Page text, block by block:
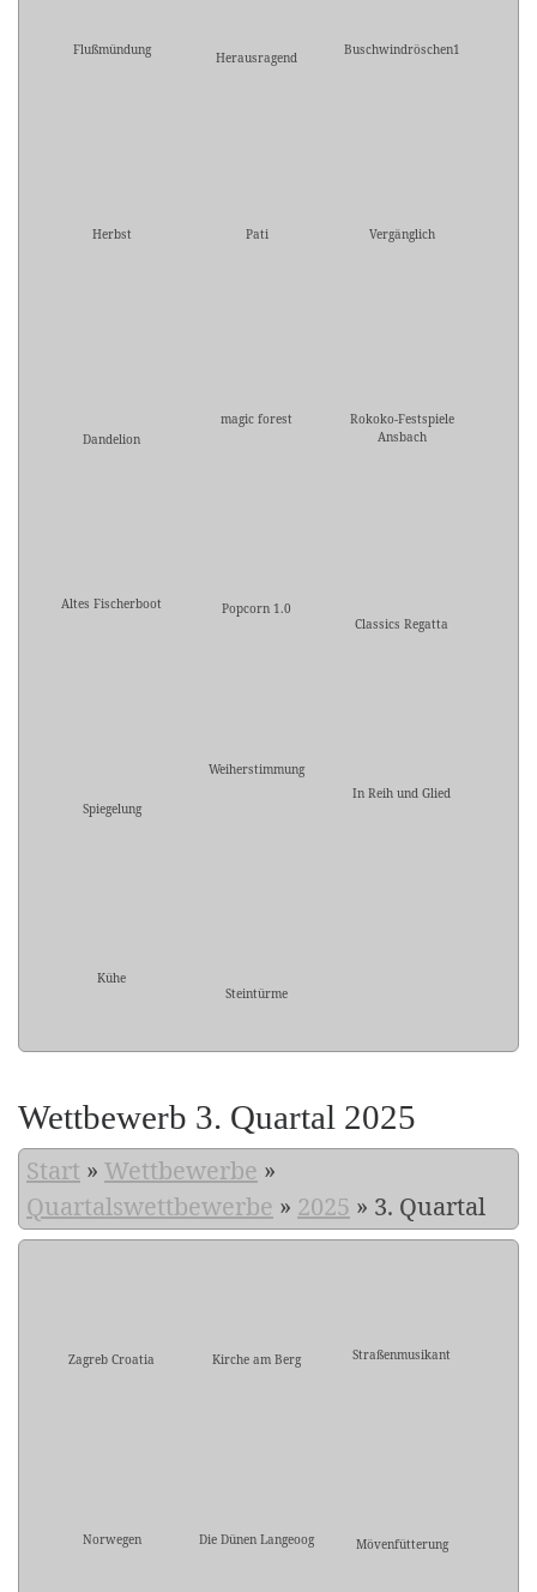
Flußmündung Herausragend Buschwindröschen1
Herbst Pati Vergänglich
Dandelion
magic forest
Rokoko-Festspiele
Ansbach
Altes Fischerboot
Popcorn 1.0
Classics Regatta
Spiegelung
Weiherstimmung
In Reih und Glied
Kühe
Steintürme
Wettbewerb 3. Quartal 2025
Start » Wettbewerbe »
Quartalswettbewerbe » 2025 » 3. Quartal
Zagreb Croatia Kirche am Berg Straßenmusikant
Norwegen Die Dünen Langeoog Mövenfütterung